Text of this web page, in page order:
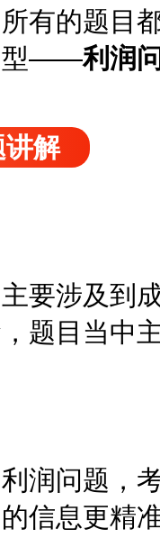
有的题目
型——利润
解
涉及到成
题目当中
问题，考
信息更精